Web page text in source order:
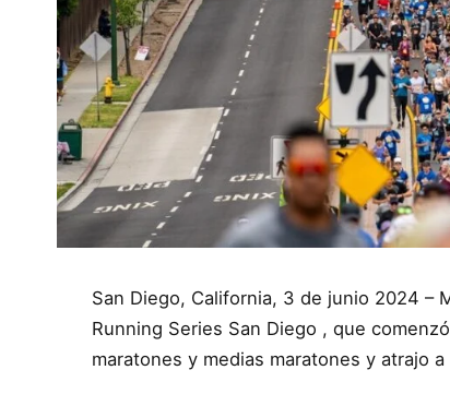
San Diego, California, 3 de junio 2024 –
Running Series San Diego , que
maratones y medias maratones y atrajo